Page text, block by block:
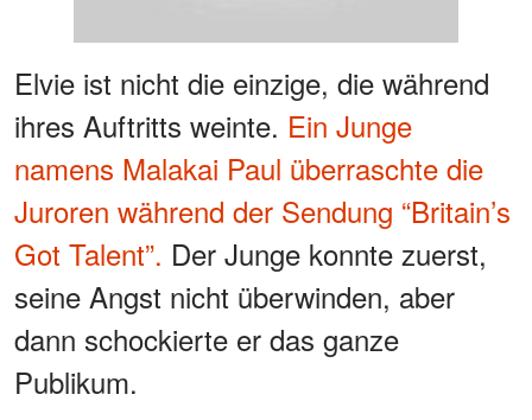
Elvie ist nicht die einzige, die während
ihres Auftritts weinte. Ein Junge
namens Malakai Paul überraschte die
Juroren während der Sendung “Britain’s
Got Talent”. Der Junge konnte zuerst,
seine Angst nicht überwinden, aber
dann schockierte er das ganze
Publikum.